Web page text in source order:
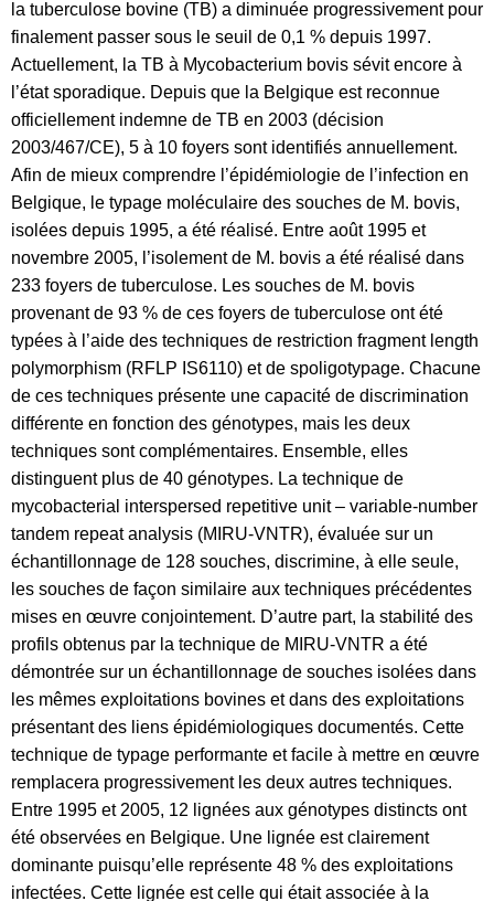
la tuberculose bovine (TB) a diminuée progressivement pour
finalement passer sous le seuil de 0,1 % depuis 1997.
Actuellement, la TB à Mycobacterium bovis sévit encore à
l’état sporadique. Depuis que la Belgique est reconnue
officiellement indemne de TB en 2003 (décision
2003/467/CE), 5 à 10 foyers sont identifiés annuellement.
Afin de mieux comprendre l’épidémiologie de l’infection en
Belgique, le typage moléculaire des souches de M. bovis,
isolées depuis 1995, a été réalisé. Entre août 1995 et
novembre 2005, l’isolement de M. bovis a été réalisé dans
233 foyers de tuberculose. Les souches de M. bovis
provenant de 93 % de ces foyers de tuberculose ont été
typées à l’aide des techniques de restriction fragment length
polymorphism (RFLP IS6110) et de spoligotypage. Chacune
de ces techniques présente une capacité de discrimination
différente en fonction des génotypes, mais les deux
techniques sont complémentaires. Ensemble, elles
distinguent plus de 40 génotypes. La technique de
mycobacterial interspersed repetitive unit – variable-number
tandem repeat analysis (MIRU-VNTR), évaluée sur un
échantillonnage de 128 souches, discrimine, à elle seule,
les souches de façon similaire aux techniques précédentes
mises en œuvre conjointement. D’autre part, la stabilité des
profils obtenus par la technique de MIRU-VNTR a été
démontrée sur un échantillonnage de souches isolées dans
les mêmes exploitations bovines et dans des exploitations
présentant des liens épidémiologiques documentés. Cette
technique de typage performante et facile à mettre en œuvre
remplacera progressivement les deux autres techniques.
Entre 1995 et 2005, 12 lignées aux génotypes distincts ont
été observées en Belgique. Une lignée est clairement
dominante puisqu’elle représente 48 % des exploitations
infectées. Cette lignée est celle qui était associée à la